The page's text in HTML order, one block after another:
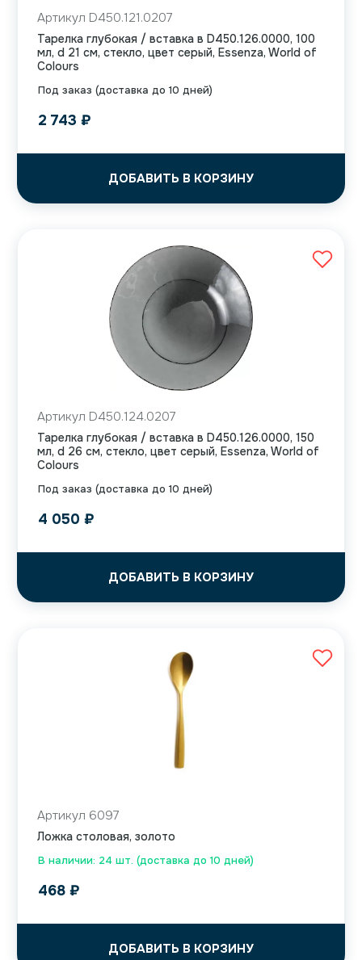
Под заказ (доставка до 10 дней)
Артикул D450.121.0207
Тарелка глубокая / вставка в D450.126.0000, 100
мл, d 21 см, стекло, цвет серый, Essenza, World of
Colours
2 743 ₽
ДОБАВИТЬ В КОРЗИНУ
Под заказ (доставка до 10 дней)
Артикул D450.124.0207
Тарелка глубокая / вставка в D450.126.0000, 150
мл, d 26 см, стекло, цвет серый, Essenza, World of
Colours
4 050 ₽
ДОБАВИТЬ В КОРЗИНУ
В наличии: 24 шт. (доставка до 10 дней)
Артикул 6097
Ложка столовая, золото
468 ₽
ДОБАВИТЬ В КОРЗИНУ